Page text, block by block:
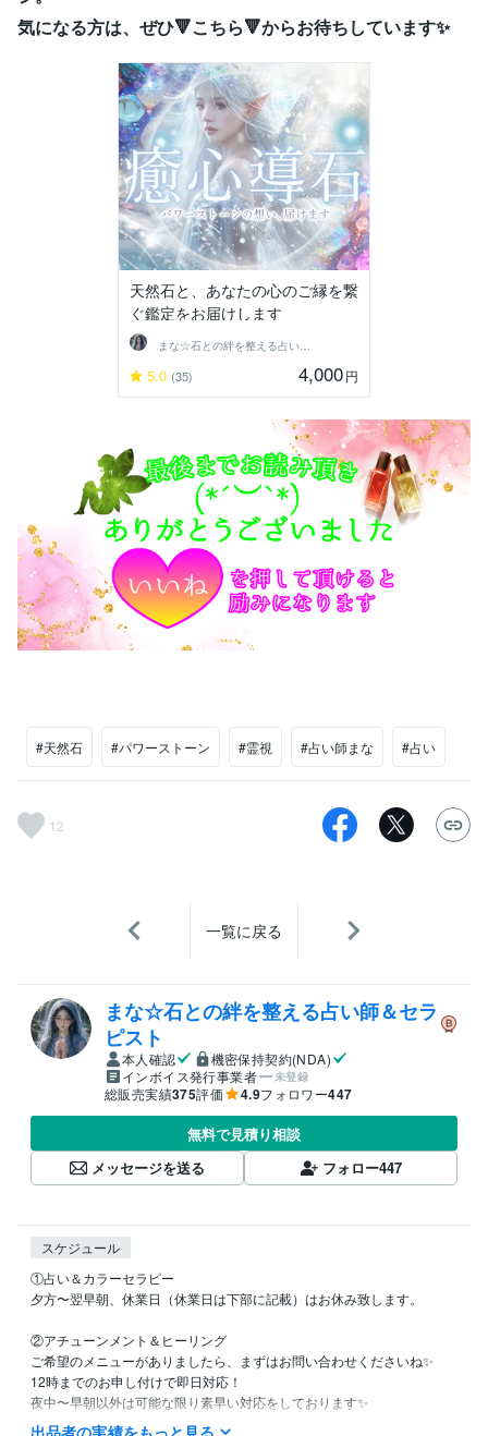
気になる方は、ぜひ🔻こちら🔻からお待ちしています✨
天然石と、あなたの心のご縁を繋
ぐ鑑定をお届けします
まな☆石との絆を整える占い師＆セラピスト
5.0 (35) 4,000円
#天然石 #パワーストーン #霊視 #占い師まな #占い
12
一覧に戻る
まな☆石との絆を整える占い師＆セラ
ピスト
本人確認
機密保持契約(NDA)
インボイス発行事業者
未登録
総販売実績375評価 4.9フォロワー447
無料で見積り相談
メッセージを送る
フォロー447
スケジュール
①占い＆カラーセラピー
夕方〜翌早朝、休業日（休業日は下部に記載）はお休み致します。
②アチューンメント＆ヒーリング
ご希望のメニューがありましたら、まずはお問い合わせくださいね✨
12時までのお申し付けで即日対応！
夜中〜早朝以外は可能な限り素早い対応をしております✨
┈┈┈┈┈┈┈ ❁ ❁ ❁ ┈┈┈┈┈┈┈┈